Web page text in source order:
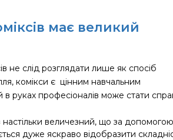
має великий
не слід розглядати лише як спосіб
комікси є цінним навчальним
в руках професіоналів може стати
настільки величезний, що за допомогою
дуже яскраво відобразити